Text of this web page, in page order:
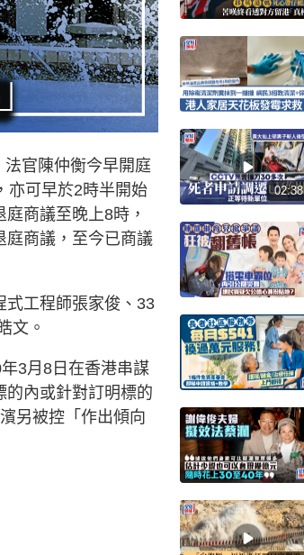
官陳仲衡今早開庭
亦可早於2時半開始
商議至晚上8時，
庭商議，至今已商議
式工程師張家俊、33
文。
3月8日在香港串謀
的內或針對訂明標的
另被控「作出傾向
02:38